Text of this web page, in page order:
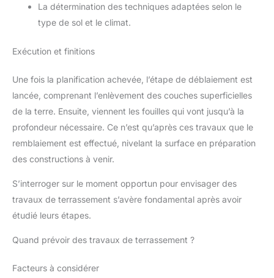
La détermination des techniques adaptées selon le
type de sol et le climat.
Exécution et finitions
Une fois la planification achevée, l’étape de déblaiement est
lancée, comprenant l’enlèvement des couches superficielles
de la terre. Ensuite, viennent les fouilles qui vont jusqu’à la
profondeur nécessaire. Ce n’est qu’après ces travaux que le
remblaiement est effectué, nivelant la surface en préparation
des constructions à venir.
S’interroger sur le moment opportun pour envisager des
travaux de terrassement s’avère fondamental après avoir
étudié leurs étapes.
Quand prévoir des travaux de terrassement ?
Facteurs à considérer